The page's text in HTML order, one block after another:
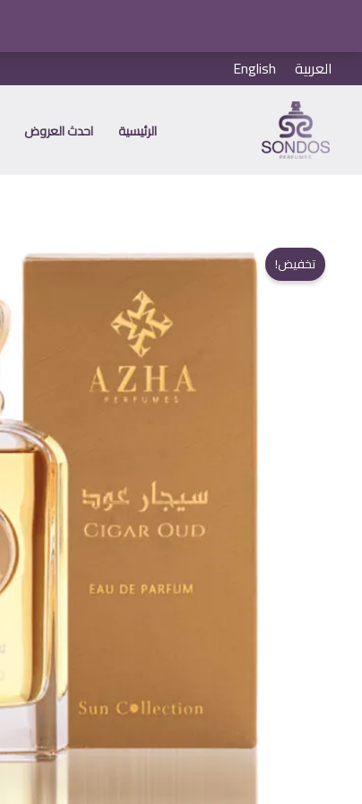
تخطي
إلى
العربية English
الرئيسية احدث العروض
تخفيض!